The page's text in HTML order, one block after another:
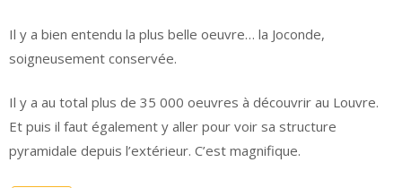
Il y a bien entendu la plus belle oeuvre… la Joconde,
soigneusement conservée.
Il y a au total plus de 35 000 oeuvres à découvrir au Louvre.
Et puis il faut également y aller pour voir sa structure
pyramidale depuis l’extérieur. C’est magnifique.